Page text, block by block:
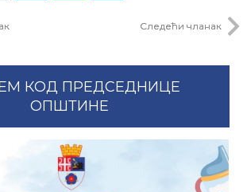
Следећи чланак
КОД ПРЕДСЕДНИЦЕ
ОПШТИНЕ